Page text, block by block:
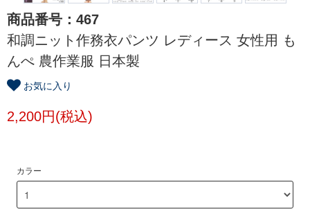
商品番号：467
和調ニット作務衣パンツ レディース 女性用 も
んぺ 農作業服 日本製
お気に入り
2,200円(税込)
カラー